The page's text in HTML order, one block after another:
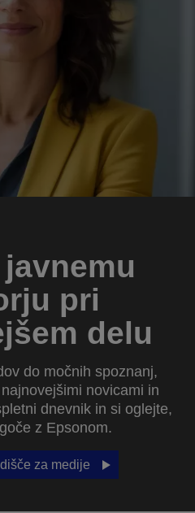
pri
delu
do močnih spoznanj,
novicami in
dnevnik in si oglejte,
z Epsonom.
za medije